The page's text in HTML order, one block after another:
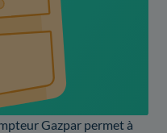
Gazpar permet à